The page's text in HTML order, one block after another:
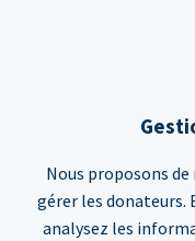
Nous proposons
gérer les
analysez les